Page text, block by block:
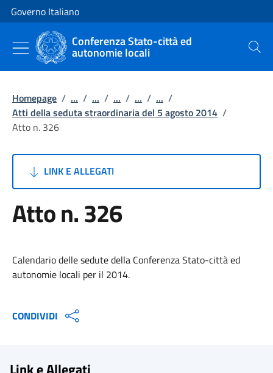
Vai al contenuto
Vai alla navigazione del sito
Governo Italiano
Conferenza Stato-città ed
autonomie locali Cerca
Homepage / ... / ... / ... / ... / ... /
Atti della seduta straordinaria del 5 agosto 2014 /
Atto n. 326
LINK E ALLEGATI
Atto n. 326
Calendario delle sedute della Conferenza Stato-città ed
autonomie locali per il 2014.
CONDIVIDI